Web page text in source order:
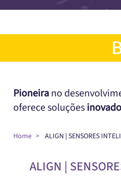
Pioneirano
oferece soluções
Home ALIGN | SENSORES
ALIGN |